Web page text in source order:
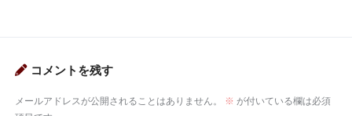
コメントを残す
メールアドレスが公開されることはありません。 ※ が付いている欄は必須